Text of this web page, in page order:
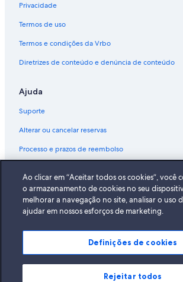
Privacidade
Termos de uso
Termos e condições da Vrbo
Diretrizes de conteúdo e denúncia de conteúdo
Ajuda
Suporte
Alterar ou cancelar reservas
Processo e prazos de reembolso
Documentos para viagens internacionais
A Expedia, Inc. não se responsabiliza pelo
© 2026 Expedia, Inc., uma empresa do Expedia
reservados Expedia e o logotipo da Expedia são
Ao clicar em “Aceitar todos os cookies”, você
o armazenamento de cookies no seu
melhorar a navegação no site, analisar o uso
ajudar em nossos esforços de marketing.
Definições de cookies
Rejeitar todos